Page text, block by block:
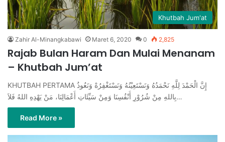
Khutbah Jum'at
Zahir Al-Minangkabawi Maret 6, 2020 0 2,825
Rajab Bulan Haram Dan Mulai Menanam
– Khutbah Jum’at
KHUTBAH PERTAMA ﺇِﻥَّ ﺍﻟْﺤَﻤْﺪَ ﻟِﻠَّﻪِ ﻧَﺤْﻤَﺪُﻩُ ﻭَﻧَﺴْﺘَﻌِﻴْﻨُﻪُ ﻭَﻧَﺴْﺘَﻐْﻔِﺮُﻩْ ﻭَﻧَﻌُﻮﺫُ
ﺑِﺎﻟﻠﻪِ ﻣِﻦْ ﺷُﺮُﻭْﺭِ ﺃَﻧْﻔُﺴِﻨَﺎ ﻭَﻣِﻦْ ﺳَﻴِّﺌَﺎﺕِ ﺃَﻋْﻤَﺎﻟِﻨَﺎ، ﻣَﻦْ ﻳَﻬْﺪِﻩِ ﺍﻟﻠﻪُ ﻓَﻼَ…
Read More »